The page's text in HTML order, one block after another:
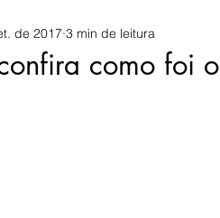
como foi o
de 2017 3 min de leitura